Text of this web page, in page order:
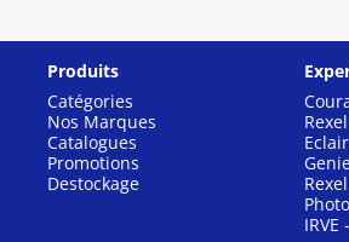
Produits
Catégories
Nos Marques
Catalogues
Promotions
Destockage
Rexel
Rexel